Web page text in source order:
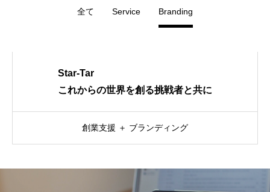
CONTENTS
COMPANY
CONTACT
全て Service Branding
Star-Tar
これからの世界を創る挑戦者と共に
創業支援 ＋ ブランディング